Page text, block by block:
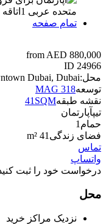
تمام صفحه
from AED 880,000
ID 24966
محل:Dubai, Dubai
توسعهMAG 318
نقشه طبقه41SQM
تیپآپارتمان
حمام 1
فضای زندگی 41 m²
تماس
واتساپ
درخواست خود را ثبت
محل
نزدیک مراکز خرید